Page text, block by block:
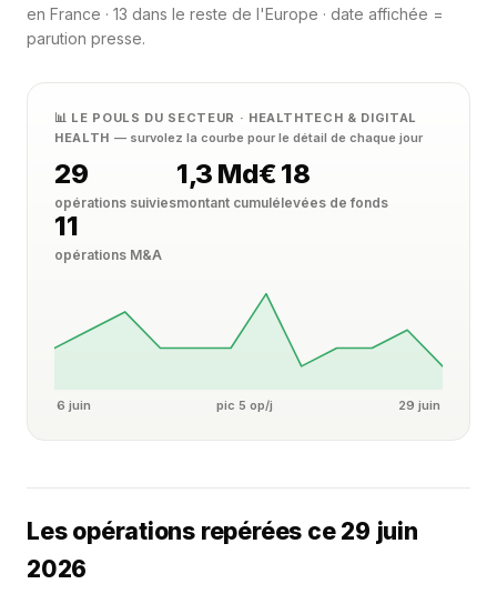
en France · 13 dans le reste de l'Europe · date affichée =
parution presse.
📊 LE POULS DU SECTEUR · HEALTHTECH & DIGITAL
HEALTH — survolez la courbe pour le détail de chaque jour
29
opérations suivies
1,3 Md€
montant cumulé
18
levées de fonds
11
opérations M&A
6 juin pic 5 op/j 29 juin
Les opérations repérées ce 29 juin
2026